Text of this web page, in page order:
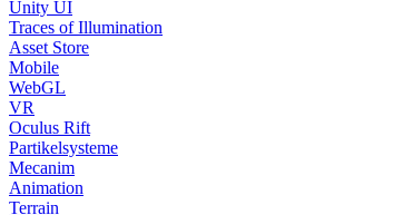
Unity UI
Traces of Illumination
Asset Store
Mobile
WebGL
VR
Oculus Rift
Partikelsysteme
Mecanim
Animation
Terrain